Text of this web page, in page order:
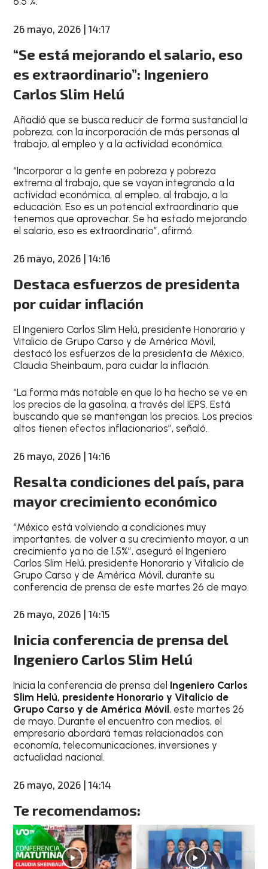
26 mayo, 2026 | 14:17
“Se está mejorando el salario, eso
es extraordinario”: Ingeniero
Carlos Slim Helú
Añadió que se busca reducir de forma sustancial la
pobreza, con la incorporación de más personas al
trabajo, al empleo y a la actividad económica.
“Incorporar a la gente en pobreza y pobreza
extrema al trabajo, que se vayan integrando a la
actividad económica, al empleo, al trabajo, a la
educación. Eso es un potencial extraordinario que
tenemos que aprovechar. Se ha estado mejorando
el salario, eso es extraordinario”, afirmó.
26 mayo, 2026 | 14:16
Destaca esfuerzos de presidenta
por cuidar inflación
El Ingeniero Carlos Slim Helú, presidente Honorario y
Vitalicio de Grupo Carso y de América Móvil,
destacó los esfuerzos de la presidenta de México,
Claudia Sheinbaum, para cuidar la inflación.
“La forma más notable en que lo ha hecho se ve en
los precios de la gasolina, a través del IEPS. Está
buscando que se mantengan los precios. Los precios
altos tienen efectos inflacionarios”, señaló.
26 mayo, 2026 | 14:16
Resalta condiciones del país, para
mayor crecimiento económico
“México está volviendo a condiciones muy
importantes, de volver a su crecimiento mayor, a un
crecimiento ya no de 1.5%”, aseguró el Ingeniero
Carlos Slim Helú, presidente Honorario y Vitalicio de
Grupo Carso y de América Móvil, durante su
conferencia de prensa de este martes 26 de mayo.
26 mayo, 2026 | 14:15
Inicia conferencia de prensa del
Ingeniero Carlos Slim Helú
Inicia la conferencia de prensa del Ingeniero Carlos
Slim Helú, presidente Honorario y Vitalicio de
Grupo Carso y de América Móvil , este martes 26
de mayo. Durante el encuentro con medios, el
empresario abordará temas relacionados con
economía, telecomunicaciones, inversiones y
actualidad nacional.
26 mayo, 2026 | 14:14
Te recomendamos: